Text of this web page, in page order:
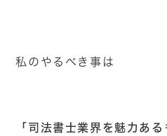
私のやるべき事は
「司法書士業界を魅力ある